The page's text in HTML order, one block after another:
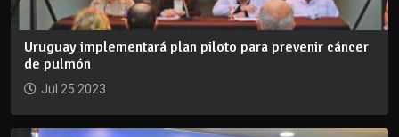
Uruguay implementará plan piloto para prevenir cáncer
de pulmón
Jul 25 2023